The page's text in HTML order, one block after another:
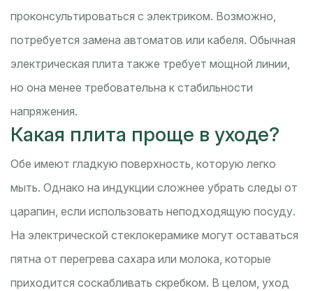
проконсультироваться с электриком. Возможно,
потребуется замена автоматов или кабеля. Обычная
электрическая плита также требует мощной линии,
но она менее требовательна к стабильности
напряжения.
Какая плита проще в уходе?
Обе имеют гладкую поверхность, которую легко
мыть. Однако на индукции сложнее убрать следы от
царапин, если использовать неподходящую посуду.
На электрической стеклокерамике могут оставаться
пятна от перегрева сахара или молока, которые
приходится соскабливать скребком. В целом, уход